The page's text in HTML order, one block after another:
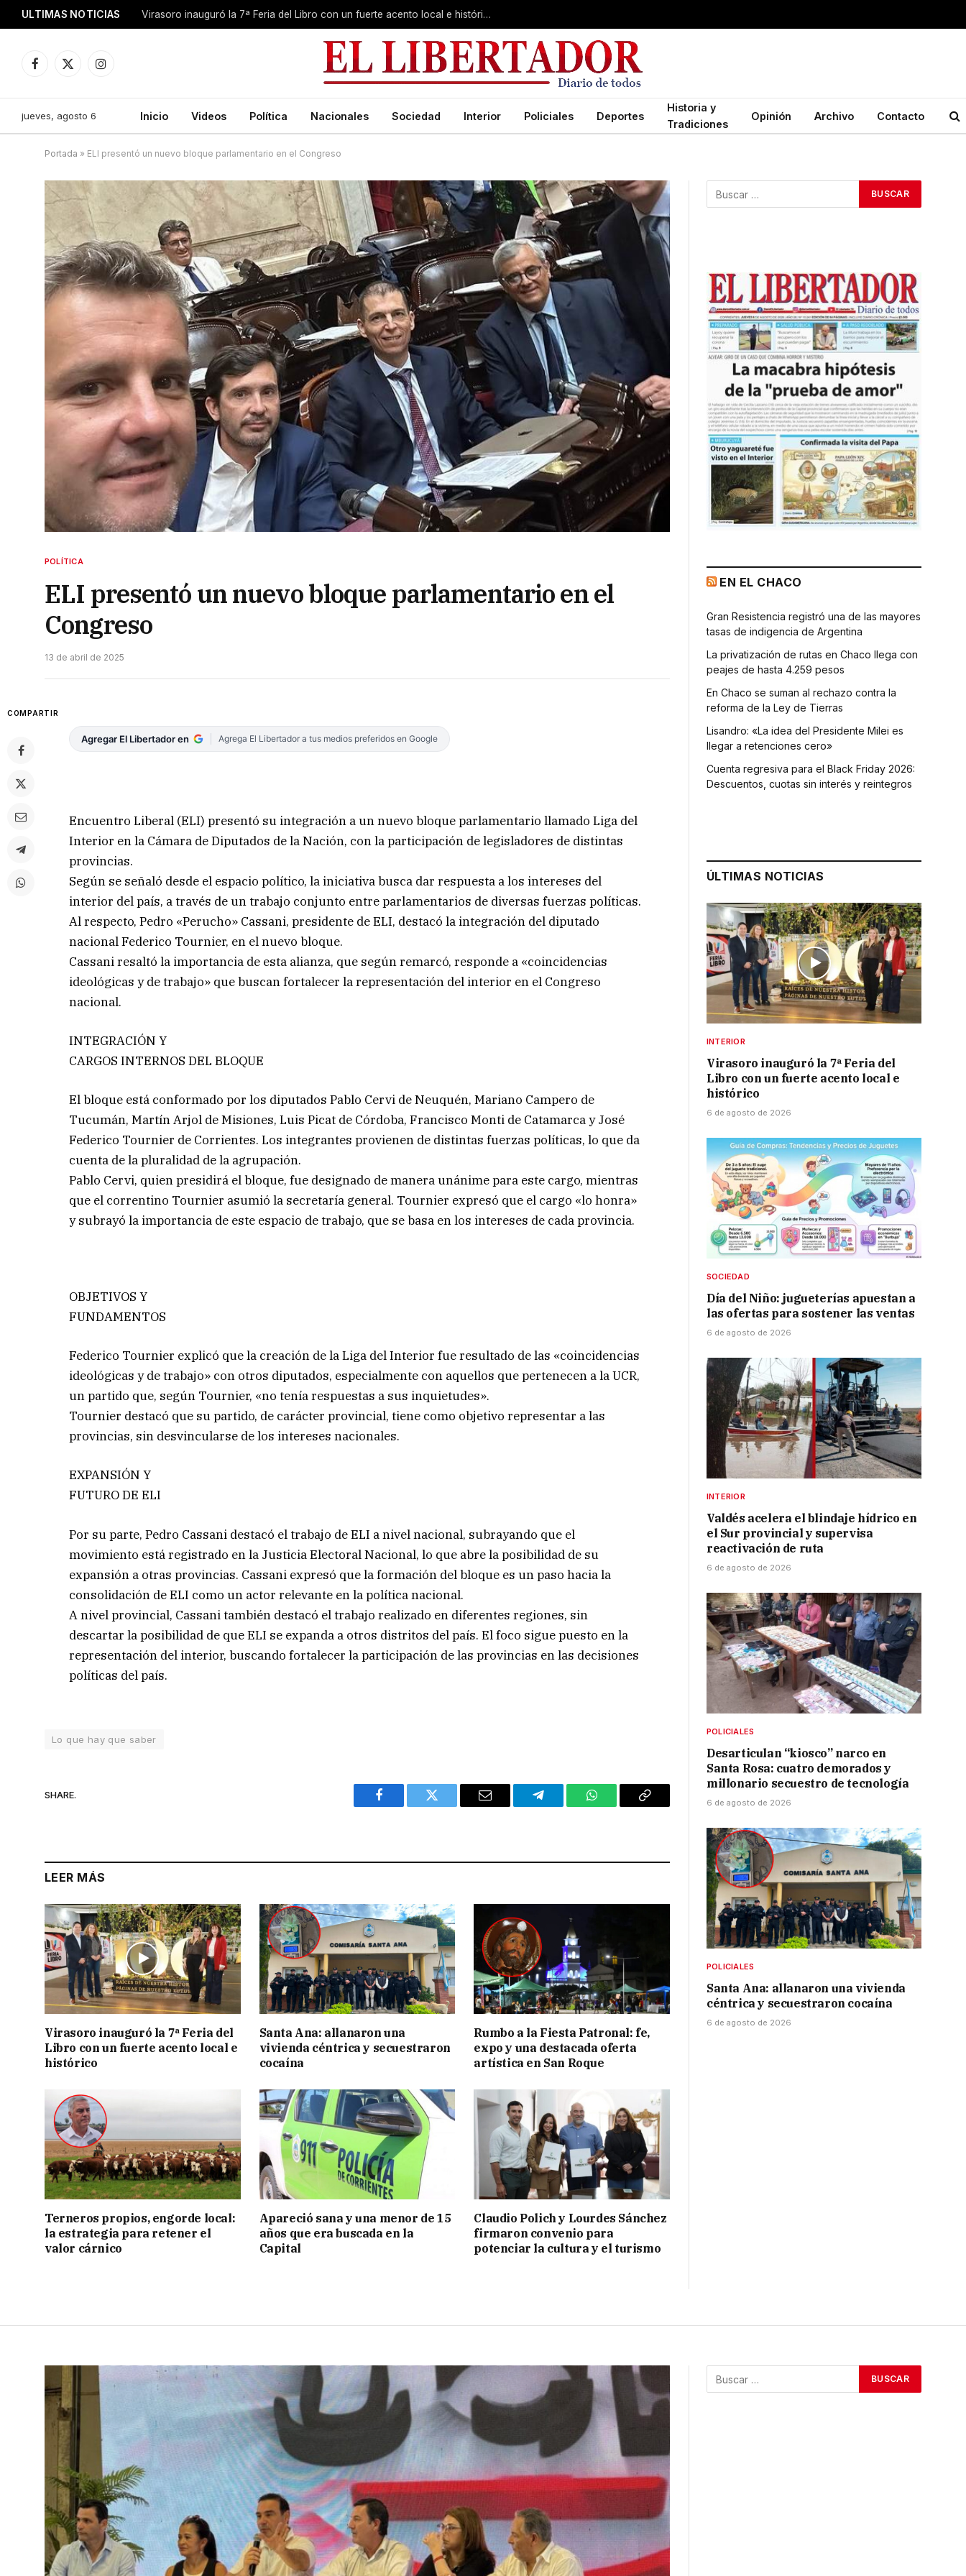
ULTIMAS NOTICIAS Virasoro inauguró la 7ª Feria del Libro con un fuerte acento local e histórico
Facebook
X
Instagram
jueves, agosto 6 Inicio Videos Política Nacionales Sociedad Interior Policiales Deportes
Historia y
Tradiciones
Opinión Archivo Contacto
Portada » ELI presentó un nuevo bloque parlamentario en el Congreso
POLÍTICA
ELI presentó un nuevo bloque parlamentario en el
Congreso
13 de abril de 2025
COMPARTIR
Agregar El Libertador en Agrega El Libertador a tus medios preferidos en Google
Encuentro Liberal (ELI) presentó su integración a un nuevo bloque parlamentario llamado Liga del
Interior en la Cámara de Diputados de la Nación, con la participación de legisladores de distintas
provincias.
Según se señaló desde el espacio político, la iniciativa busca dar respuesta a los intereses del
interior del país, a través de un trabajo conjunto entre parlamentarios de diversas fuerzas políticas.
Al respecto, Pedro «Perucho» Cassani, presidente de ELI, destacó la integración del diputado
nacional Federico Tournier, en el nuevo bloque.
Cassani resaltó la importancia de esta alianza, que según remarcó, responde a «coincidencias
ideológicas y de trabajo» que buscan fortalecer la representación del interior en el Congreso
nacional.
INTEGRACIÓN Y
CARGOS INTERNOS DEL BLOQUE
El bloque está conformado por los diputados Pablo Cervi de Neuquén, Mariano Campero de
Tucumán, Martín Arjol de Misiones, Luis Picat de Córdoba, Francisco Monti de Catamarca y José
Federico Tournier de Corrientes. Los integrantes provienen de distintas fuerzas políticas, lo que da
cuenta de la pluralidad de la agrupación.
Pablo Cervi, quien presidirá el bloque, fue designado de manera unánime para este cargo, mientras
que el correntino Tournier asumió la secretaría general. Tournier expresó que el cargo «lo honra»
y subrayó la importancia de este espacio de trabajo, que se basa en los intereses de cada provincia.
OBJETIVOS Y
FUNDAMENTOS
Federico Tournier explicó que la creación de la Liga del Interior fue resultado de las «coincidencias
ideológicas y de trabajo» con otros diputados, especialmente con aquellos que pertenecen a la UCR,
un partido que, según Tournier, «no tenía respuestas a sus inquietudes».
Tournier destacó que su partido, de carácter provincial, tiene como objetivo representar a las
provincias, sin desvincularse de los intereses nacionales.
EXPANSIÓN Y
FUTURO DE ELI
Por su parte, Pedro Cassani destacó el trabajo de ELI a nivel nacional, subrayando que el
movimiento está registrado en la Justicia Electoral Nacional, lo que abre la posibilidad de su
expansión a otras provincias. Cassani expresó que la formación del bloque es un paso hacia la
consolidación de ELI como un actor relevante en la política nacional.
A nivel provincial, Cassani también destacó el trabajo realizado en diferentes regiones, sin
descartar la posibilidad de que ELI se expanda a otros distritos del país. El foco sigue puesto en la
representación del interior, buscando fortalecer la participación de las provincias en las decisiones
políticas del país.
Lo que hay que saber
SHARE.
Facebook Twitter Email Telegram WhatsAppCopy
LEER MÁS
Virasoro inauguró la 7ª Feria del
Libro con un fuerte acento local e
histórico
Santa Ana: allanaron una
vivienda céntrica y secuestraron
cocaína
Rumbo a la Fiesta Patronal: fe,
expo y una destacada oferta
artística en San Roque
Terneros propios, engorde local:
la estrategia para retener el
valor cárnico
Apareció sana y una menor de 15
años que era buscada en la
Capital
Claudio Polich y Lourdes Sánchez
firmaron convenio para
potenciar la cultura y el turismo
EN EL CHACO
Gran Resistencia registró una de las mayores
tasas de indigencia de Argentina
La privatización de rutas en Chaco llega con
peajes de hasta 4.259 pesos
En Chaco se suman al rechazo contra la
reforma de la Ley de Tierras
Lisandro: «La idea del Presidente Milei es
llegar a retenciones cero»
Cuenta regresiva para el Black Friday 2026:
Descuentos, cuotas sin interés y reintegros
ÚLTIMAS NOTICIAS
INTERIOR
Virasoro inauguró la 7ª Feria del
Libro con un fuerte acento local e
histórico
6 de agosto de 2026
SOCIEDAD
Día del Niño: jugueterías apuestan a
las ofertas para sostener las ventas
6 de agosto de 2026
INTERIOR
Valdés acelera el blindaje hídrico en
el Sur provincial y supervisa
reactivación de ruta
6 de agosto de 2026
POLICIALES
Desarticulan “kiosco” narco en
Santa Rosa: cuatro demorados y
millonario secuestro de tecnología
6 de agosto de 2026
POLICIALES
Santa Ana: allanaron una vivienda
céntrica y secuestraron cocaína
6 de agosto de 2026